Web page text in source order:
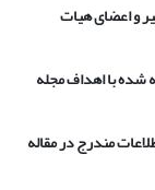
و اعضای هیات
شده با اهداف مجله
مندرج در مقاله